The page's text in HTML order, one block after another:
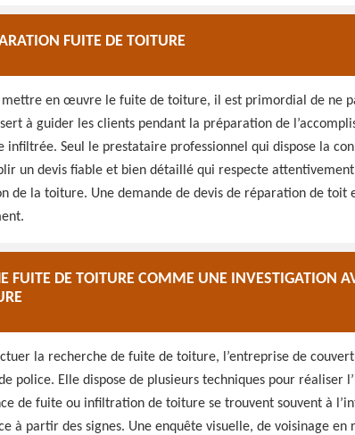
FUITE DE TOITURE
mettre en œuvre le fuite de toiture, il est primordial de ne
à guider les clients pendant la préparation de
infiltrée. Seul le prestataire professionnel qui dispose la
un devis fiable et bien détaillé qui respecte
de la toiture. Une demande de devis de réparation de toit
FUITE DE TOITURE COMME UNE INVESTIGATION
la recherche de fuite de toiture, l’entreprise de
police. Elle dispose de plusieurs techniques pour réaliser
de fuite ou infiltration de toiture se trouvent souvent à
à partir des signes. Une enquête visuelle, de voisinage